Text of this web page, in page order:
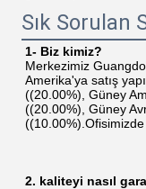
Sık Sorulan
1- Biz kimiz?
Merkezimiz
Amerika'ya satış
((20.00%), Güney
((20.00%), Güney
2. kaliteyi nasıl